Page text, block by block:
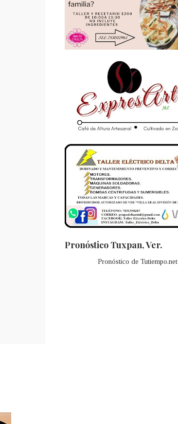
Pronóstico Tuxpan, Ver.
Pronóstico de Tutiempo.net